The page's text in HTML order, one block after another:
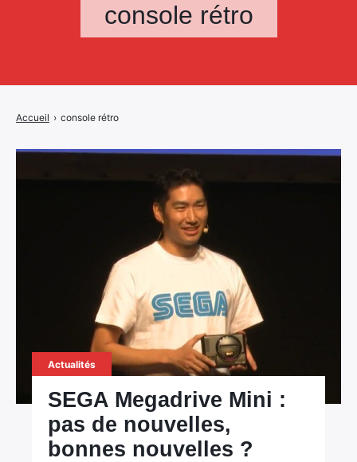
console rétro
Accueil › console rétro
Actualités
SEGA Megadrive Mini :
pas de nouvelles,
bonnes nouvelles ?